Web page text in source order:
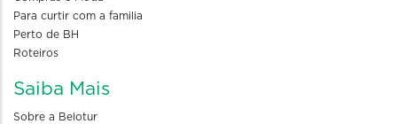
Para curtir com a familia
Perto de BH
Roteiros
Saiba Mais
Sobre a Belotur